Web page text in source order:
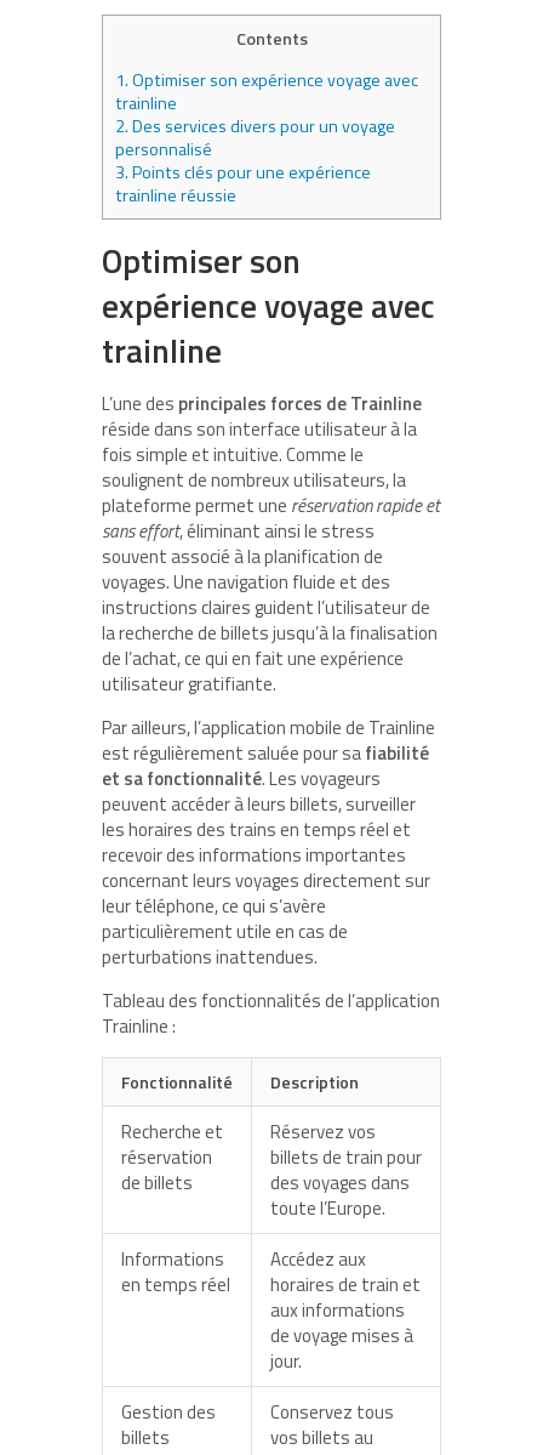
Contents
1.Optimiser son expérience voyage avec
trainline
2.Des services divers pour un voyage
personnalisé
3.Points clés pour une expérience
trainline réussie
Optimiser son
expérience voyage avec
trainline
L’une des principales forces de Trainline
réside dans son interface utilisateur à la
fois simple et intuitive. Comme le
soulignent de nombreux utilisateurs, la
plateforme permet une réservation rapide et
sans effort, éliminant ainsi le stress
souvent associé à la planification de
voyages. Une navigation fluide et des
instructions claires guident l’utilisateur de
la recherche de billets jusqu’à la finalisation
de l’achat, ce qui en fait une expérience
utilisateur gratifiante.
Par ailleurs, l’application mobile de Trainline
est régulièrement saluée pour safiabilité
et sa fonctionnalité. Les voyageurs
peuvent accéder à leurs billets, surveiller
les horaires des trains en temps réel et
recevoir des informations importantes
concernant leurs voyages directement sur
leur téléphone, ce qui s’avère
particulièrement utile en cas de
perturbations inattendues.
Tableau des fonctionnalités de l’application
Trainline :
Fonctionnalité Description
Recherche et
réservation
de billets
Réservez vos
billets de train pour
des voyages dans
toute l’Europe.
Informations
en temps réel
Accédez aux
horaires de train et
aux informations
de voyage mises à
jour.
Gestion des
billets
Conservez tous
vos billets au